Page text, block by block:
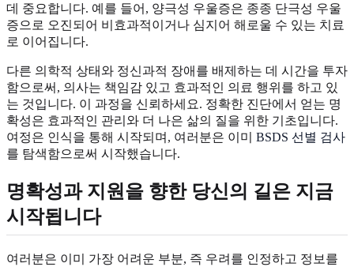
데 중요합니다. 예를 들어, 양극성 우울증은 종종 단극성 우울
증으로 오진되어 비효과적이거나 심지어 해로울 수 있는 치료
로 이어집니다.
다른 의학적 상태와 정신과적 장애를 배제하는 데 시간을 투자
함으로써, 의사는 책임감 있고 효과적인 의료 행위를 하고 있
는 것입니다. 이 과정을 신뢰하세요. 정확한 진단에서 얻는 명
확성은 효과적인 관리와 더 나은 삶의 질을 위한 기초입니다.
여정은 인식을 통해 시작되며, 여러분은 이미 BSDS 선별 검사
를 탐색함으로써 시작했습니다.
명확성과 지원을 향한 당신의 길은 지금
시작됩니다
여러분은 이미 가장 어려운 부분, 즉 우려를 인정하고 정보를